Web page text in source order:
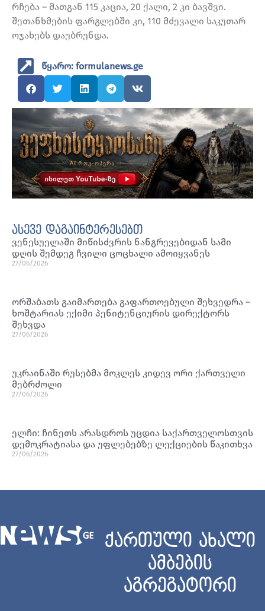
რჩება – მათგან 115 კაცია, 20 ქალი, 2 კი ბავშვი.
შეთანხმების ფარგლებში კი, 110 მძევალი საკუთარ
ოჯახებს დაუბრუნდა.
წყარო: formulanews.ge
ასევე დაგაინტერესებთ
ვენესუელაში მიწისძვრის ნანგრევებიდან სამი
დღის შემდეგ ჩვილი ცოცხალი ამოიყვანეს
27/06/2026
ორშაბათს გაიმართება გაფართოებული შეხვედრა –
ხოშტარიას ექიმი პენიტენციურის დირექტორს
შეხვდა
27/06/2026
უკრაინაში რუსებმა მოკლეს კიდევ ორი ქართველი
მებრძოლი
27/06/2026
ელჩი: ჩინეთს არასდროს უცდია საქართველოსთვის
დემოკრატიასა და უფლებებზე ლექციების წაკითხვა
27/06/2026
ქართული ახალი
ამბების
აგრეგატორი